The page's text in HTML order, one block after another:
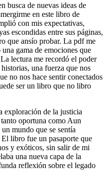
busca de nuevas ideas de
en este libro de
con mis expectativas,
escondidas entre sus páginas,
que ansío probar. La pdf me
gama de emociones que
lectura me recordó el poder
una fuerza que nos
no nos hace sentir conectados
ser un libro que no libro
exploración de la justicia
oportuna como Aun
mundo que se sentía
libro fue un pasaporte que
y exóticos, sin salir de mi
una nueva capa de la
reflexión sobre el legado